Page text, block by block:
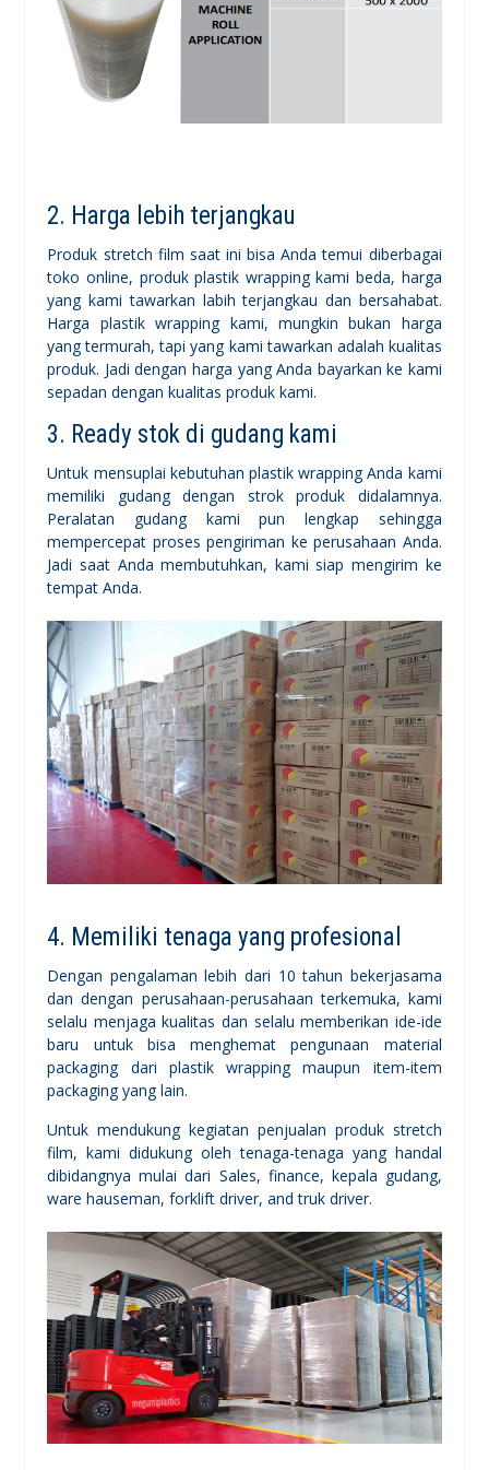
2. Harga lebih terjangkau
Produk stretch film saat ini bisa Anda temui diberbagai
toko online, produk plastik wrapping kami beda, harga
yang kami tawarkan labih terjangkau dan bersahabat.
Harga plastik wrapping kami, mungkin bukan harga
yang termurah, tapi yang kami tawarkan adalah kualitas
produk. Jadi dengan harga yang Anda bayarkan ke kami
sepadan dengan kualitas produk kami.
3. Ready stok di gudang kami
Untuk mensuplai kebutuhan plastik wrapping Anda kami
memiliki gudang dengan strok produk didalamnya.
Peralatan gudang kami pun lengkap sehingga
mempercepat proses pengiriman ke perusahaan Anda.
Jadi saat Anda membutuhkan, kami siap mengirim ke
tempat Anda.
4. Memiliki tenaga yang profesional
Dengan pengalaman lebih dari 10 tahun bekerjasama
dan dengan perusahaan-perusahaan terkemuka, kami
selalu menjaga kualitas dan selalu memberikan ide-ide
baru untuk bisa menghemat pengunaan material
packaging dari plastik wrapping maupun item-item
packaging yang lain.
Untuk mendukung kegiatan penjualan produk stretch
film, kami didukung oleh tenaga-tenaga yang handal
dibidangnya mulai dari Sales, finance, kepala gudang,
ware hauseman, forklift driver, and truk driver.